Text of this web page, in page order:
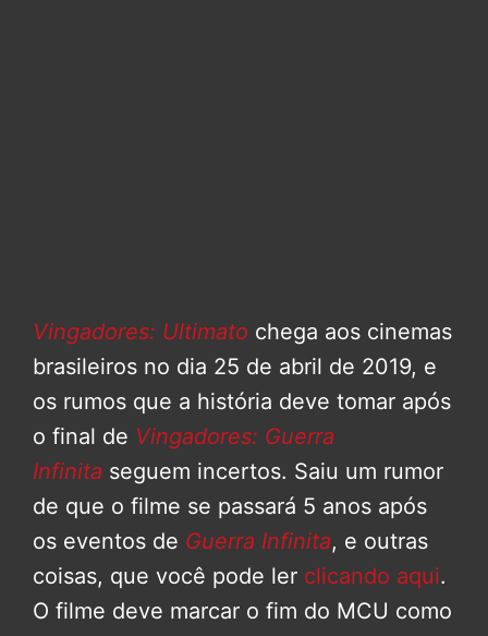
Vingadores: Ultimato chega aos cinemas
brasileiros no dia 25 de abril de 2019, e
os rumos que a história deve tomar após
o final de Vingadores: Guerra
Infinita seguem incertos. Saiu um rumor
de que o filme se passará 5 anos após
os eventos de Guerra Infinita, e outras
coisas, que você pode ler clicando aqui.
O filme deve marcar o fim do MCU como